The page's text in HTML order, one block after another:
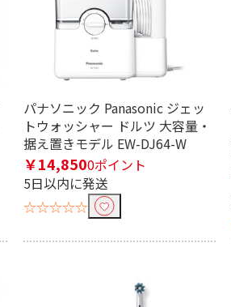
パナソニック Panasonic ジェッ
トウォッシャー ドルツ 大容量・
据え置きモデル EW-DJ64-W
￥14,8500ポイント
5日以内に発送
☆☆☆☆☆
電池式 USB電源・充電式
替えブラシ